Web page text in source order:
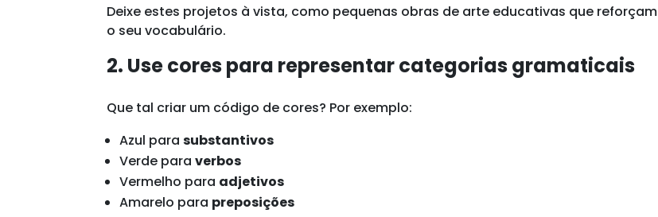
Deixe estes projetos à vista, como pequenas obras de arte educativas que reforçam
o seu vocabulário.
2. Use cores para representar categorias gramaticais
Que tal criar um código de cores? Por exemplo:
Azul parasubstantivos
Verde paraverbos
Vermelho para adjetivos
Amarelo para preposições